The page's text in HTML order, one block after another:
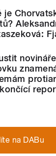
je
na DABu